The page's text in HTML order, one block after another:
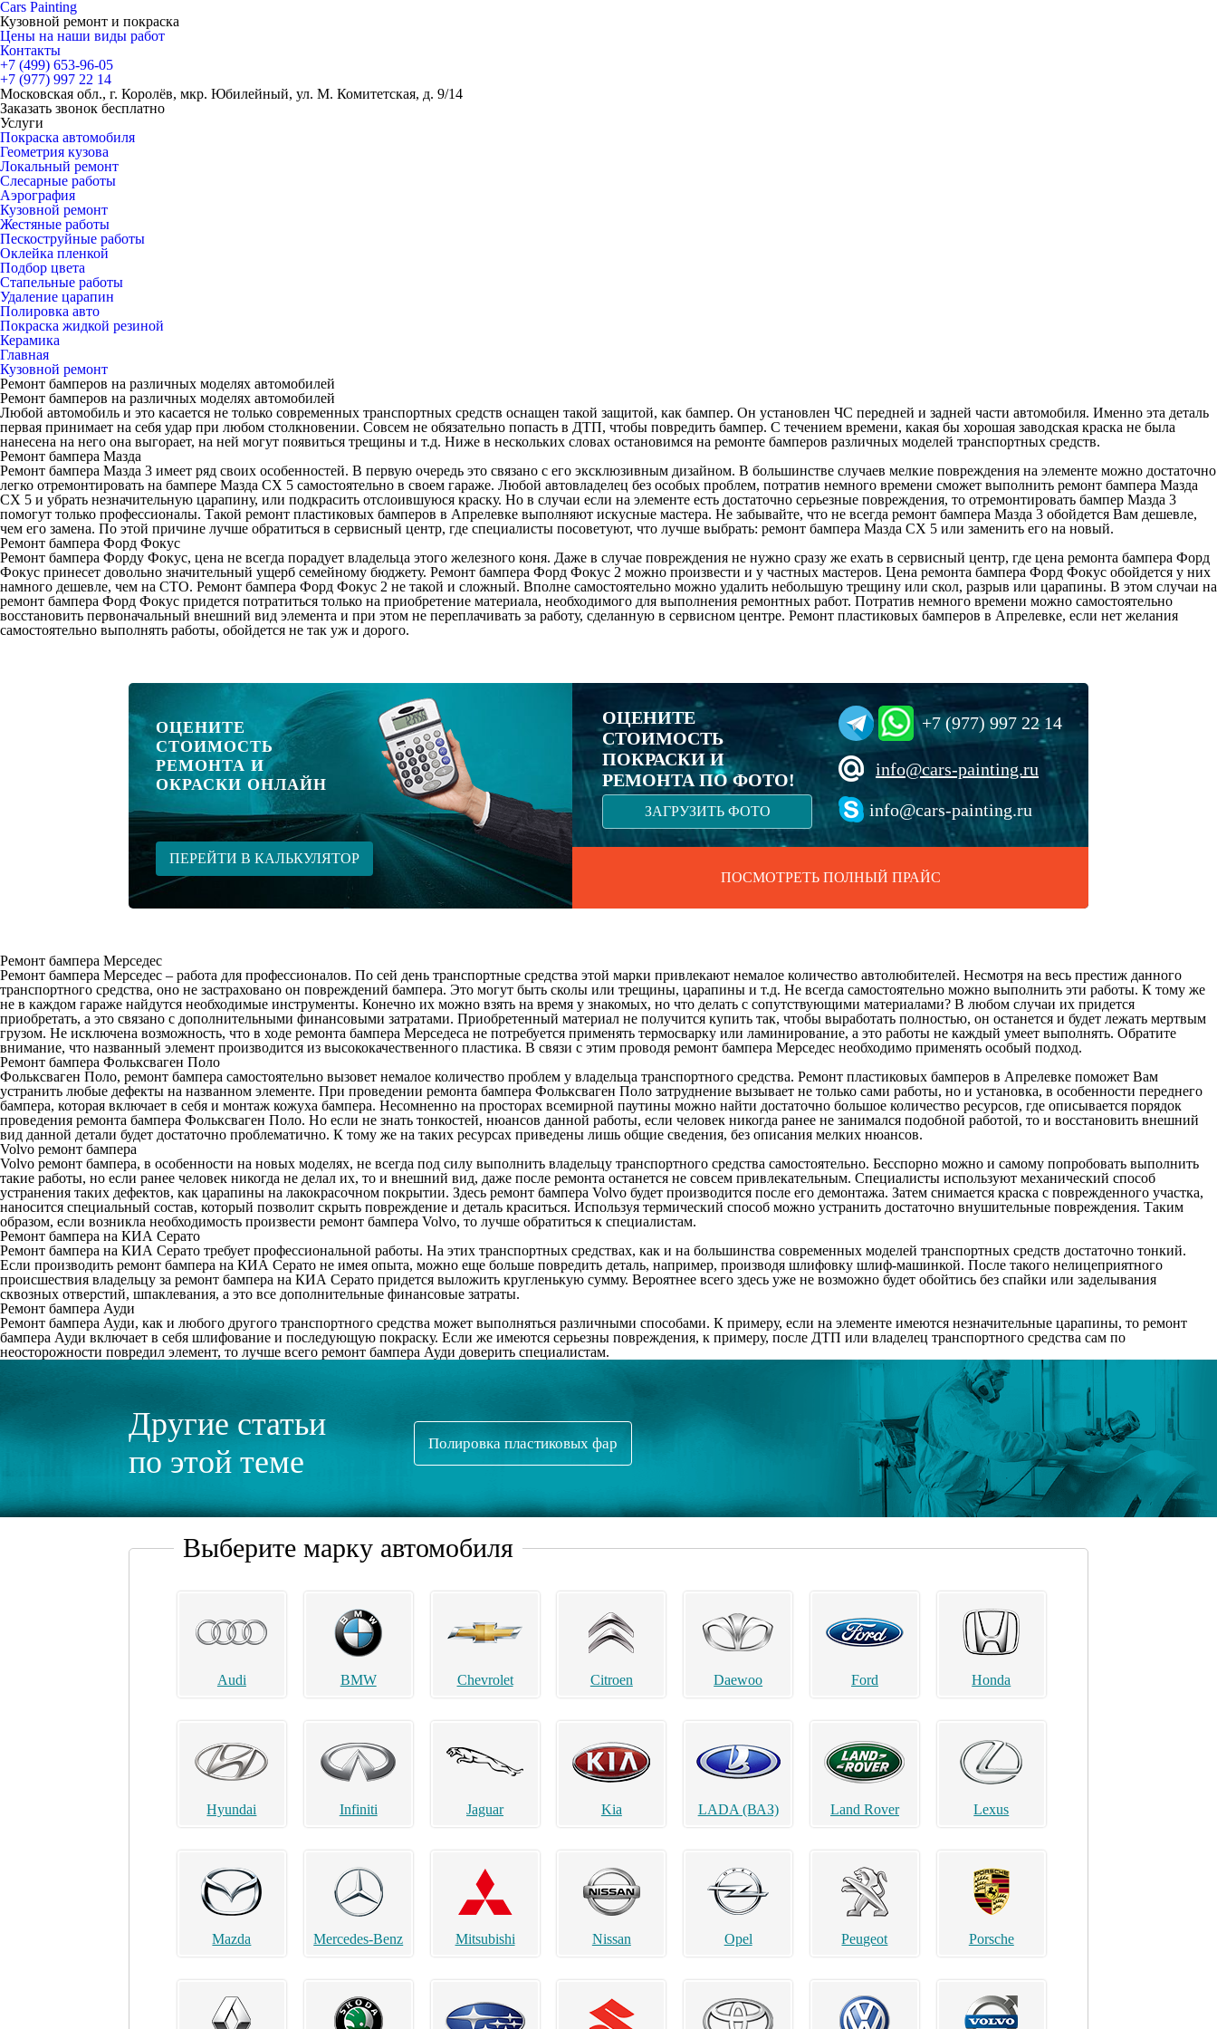
Cars Painting
Кузовной ремонт и покраска
Цены на наши виды работ
Контакты
+7 (499) 653-96-05
+7 (977) 997 22 14
Московская обл., г. Королёв, мкр. Юбилейный, ул. М. Комитетская, д. 9/14
Заказать звонок бесплатно
Услуги
Покраска автомобиля
Геометрия кузова
Локальный ремонт
Слесарные работы
Аэрография
Кузовной ремонт
Жестяные работы
Пескоструйные работы
Оклейка пленкой
Подбор цвета
Стапельные работы
Удаление царапин
Полировка авто
Покраска жидкой резиной
Керамика
Главная
Кузовной ремонт
Ремонт бамперов на различных моделях автомобилей
Ремонт бамперов на различных моделях автомобилей
Любой автомобиль и это касается не только современных транспортных средств оснащен такой защитой, как бампер. Он установлен ЧС передней и задней части автомобиля. Именно эта деталь
первая принимает на себя удар при любом столкновении. Совсем не обязательно попасть в ДТП, чтобы повредить бампер. С течением времени, какая бы хорошая заводская краска не была
нанесена на него она выгорает, на ней могут появиться трещины и т.д. Ниже в нескольких словах остановимся на ремонте бамперов различных моделей транспортных средств.
Ремонт бампера Мазда
Ремонт бампера Мазда 3 имеет ряд своих особенностей. В первую очередь это связано с его эксклюзивным дизайном. В большинстве случаев мелкие повреждения на элементе можно достаточно
легко отремонтировать на бампере Мазда СХ 5 самостоятельно в своем гараже. Любой автовладелец без особых проблем, потратив немного времени сможет выполнить ремонт бампера Мазда
СХ 5 и убрать незначительную царапину, или подкрасить отслоившуюся краску. Но в случаи если на элементе есть достаточно серьезные повреждения, то отремонтировать бампер Мазда 3
помогут только профессионалы. Такой ремонт пластиковых бамперов в Апрелевке выполняют искусные мастера. Не забывайте, что не всегда ремонт бампера Мазда 3 обойдется Вам дешевле,
чем его замена. По этой причине лучше обратиться в сервисный центр, где специалисты посоветуют, что лучше выбрать: ремонт бампера Мазда СХ 5 или заменить его на новый.
Ремонт бампера Форд Фокус
Ремонт бампера Форду Фокус, цена не всегда порадует владельца этого железного коня. Даже в случае повреждения не нужно сразу же ехать в сервисный центр, где цена ремонта бампера Форд
Фокус принесет довольно значительный ущерб семейному бюджету. Ремонт бампера Форд Фокус 2 можно произвести и у частных мастеров. Цена ремонта бампера Форд Фокус обойдется у них
намного дешевле, чем на СТО. Ремонт бампера Форд Фокус 2 не такой и сложный. Вполне самостоятельно можно удалить небольшую трещину или скол, разрыв или царапины. В этом случаи на
ремонт бампера Форд Фокус придется потратиться только на приобретение материала, необходимого для выполнения ремонтных работ. Потратив немного времени можно самостоятельно
восстановить первоначальный внешний вид элемента и при этом не переплачивать за работу, сделанную в сервисном центре. Ремонт пластиковых бамперов в Апрелевке, если нет желания
самостоятельно выполнять работы, обойдется не так уж и дорого.
ОЦЕНИТЕ
СТОИМОСТЬ
РЕМОНТА И
ОКРАСКИ ОНЛАЙН
ПЕРЕЙТИ В КАЛЬКУЛЯТОР
ОЦЕНИТЕ
СТОИМОСТЬ
ПОКРАСКИ И
РЕМОНТА ПО ФОТО!
ЗАГРУЗИТЬ ФОТО
+7 (977) 997 22 14
info@cars-painting.ru
info@cars-painting.ru
ПОСМОТРЕТЬ ПОЛНЫЙ ПРАЙС
Ремонт бампера Мерседес
Ремонт бампера Мерседес – работа для профессионалов. По сей день транспортные средства этой марки привлекают немалое количество автолюбителей. Несмотря на весь престиж данного
транспортного средства, оно не застраховано он повреждений бампера. Это могут быть сколы или трещины, царапины и т.д. Не всегда самостоятельно можно выполнить эти работы. К тому же
не в каждом гараже найдутся необходимые инструменты. Конечно их можно взять на время у знакомых, но что делать с сопутствующими материалами? В любом случаи их придется
приобретать, а это связано с дополнительными финансовыми затратами. Приобретенный материал не получится купить так, чтобы выработать полностью, он останется и будет лежать мертвым
грузом. Не исключена возможность, что в ходе ремонта бампера Мерседеса не потребуется применять термосварку или ламинирование, а это работы не каждый умеет выполнять. Обратите
внимание, что названный элемент производится из высококачественного пластика. В связи с этим проводя ремонт бампера Мерседес необходимо применять особый подход.
Ремонт бампера Фольксваген Поло
Фольксваген Поло, ремонт бампера самостоятельно вызовет немалое количество проблем у владельца транспортного средства. Ремонт пластиковых бамперов в Апрелевке поможет Вам
устранить любые дефекты на названном элементе. При проведении ремонта бампера Фольксваген Поло затруднение вызывает не только сами работы, но и установка, в особенности переднего
бампера, которая включает в себя и монтаж кожуха бампера. Несомненно на просторах всемирной паутины можно найти достаточно большое количество ресурсов, где описывается порядок
проведения ремонта бампера Фольксваген Поло. Но если не знать тонкостей, нюансов данной работы, если человек никогда ранее не занимался подобной работой, то и восстановить внешний
вид данной детали будет достаточно проблематично. К тому же на таких ресурсах приведены лишь общие сведения, без описания мелких нюансов.
Volvo ремонт бампера
Volvo ремонт бампера, в особенности на новых моделях, не всегда под силу выполнить владельцу транспортного средства самостоятельно. Бесспорно можно и самому попробовать выполнить
такие работы, но если ранее человек никогда не делал их, то и внешний вид, даже после ремонта останется не совсем привлекательным. Специалисты используют механический способ
устранения таких дефектов, как царапины на лакокрасочном покрытии. Здесь ремонт бампера Volvo будет производится после его демонтажа. Затем снимается краска с поврежденного участка,
наносится специальный состав, который позволит скрыть повреждение и деталь краситься. Используя термический способ можно устранить достаточно внушительные повреждения. Таким
образом, если возникла необходимость произвести ремонт бампера Volvo, то лучше обратиться к специалистам.
Ремонт бампера на КИА Серато
Ремонт бампера на КИА Серато требует профессиональной работы. На этих транспортных средствах, как и на большинства современных моделей транспортных средств достаточно тонкий.
Если производить ремонт бампера на КИА Серато не имея опыта, можно еще больше повредить деталь, например, производя шлифовку шлиф-машинкой. После такого нелицеприятного
происшествия владельцу за ремонт бампера на КИА Серато придется выложить кругленькую сумму. Вероятнее всего здесь уже не возможно будет обойтись без спайки или заделывания
сквозных отверстий, шпаклевания, а это все дополнительные финансовые затраты.
Ремонт бампера Ауди
Ремонт бампера Ауди, как и любого другого транспортного средства может выполняться различными способами. К примеру, если на элементе имеются незначительные царапины, то ремонт
бампера Ауди включает в себя шлифование и последующую покраску. Если же имеются серьезны повреждения, к примеру, после ДТП или владелец транспортного средства сам по
неосторожности повредил элемент, то лучше всего ремонт бампера Ауди доверить специалистам.
Другие статьи
по этой теме
Полировка пластиковых фар
Выберите марку автомобиля
Audi BMW Chevrolet Citroen Daewoo Ford Honda
Hyundai Infiniti Jaguar Kia LADA (ВАЗ) Land Rover Lexus
Mazda Mercedes-Benz Mitsubishi Nissan Opel Peugeot Porsche